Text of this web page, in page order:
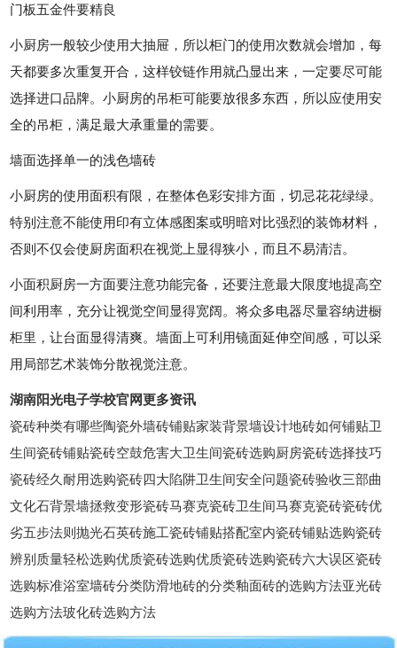
门板五金件要精良
小厨房一般较少使用大抽屉，所以柜门的使用次数就会增加，每
天都要多次重复开合，这样铰链作用就凸显出来，一定要尽可能
选择进口品牌。小厨房的吊柜可能要放很多东西，所以应使用安
全的吊柜，满足最大承重量的需要。
墙面选择单一的浅色墙砖
小厨房的使用面积有限，在整体色彩安排方面，切忌花花绿绿。
特别注意不能使用印有立体感图案或明暗对比强烈的装饰材料，
否则不仅会使厨房面积在视觉上显得狭小，而且不易清洁。
小面积厨房一方面要注意功能完备，还要注意最大限度地提高空
间利用率，充分让视觉空间显得宽阔。将众多电器尽量容纳进橱
柜里，让台面显得清爽。墙面上可利用镜面延伸空间感，可以采
用局部艺术装饰分散视觉注意。
湖南阳光电子学校官网更多资讯
瓷砖种类有哪些陶瓷外墙砖铺贴家装背景墙设计地砖如何铺贴卫
生间瓷砖铺贴瓷砖空鼓危害大卫生间瓷砖选购厨房瓷砖选择技巧
瓷砖经久耐用选购瓷砖四大陷阱卫生间安全问题瓷砖验收三部曲
文化石背景墙拯救变形瓷砖马赛克瓷砖卫生间马赛克瓷砖瓷砖优
劣五步法则抛光石英砖施工瓷砖铺贴搭配室内瓷砖铺贴选购瓷砖
辨别质量轻松选购优质瓷砖选购优质瓷砖选购瓷砖六大误区瓷砖
选购标准浴室墙砖分类防滑地砖的分类釉面砖的选购方法亚光砖
选购方法玻化砖选购方法